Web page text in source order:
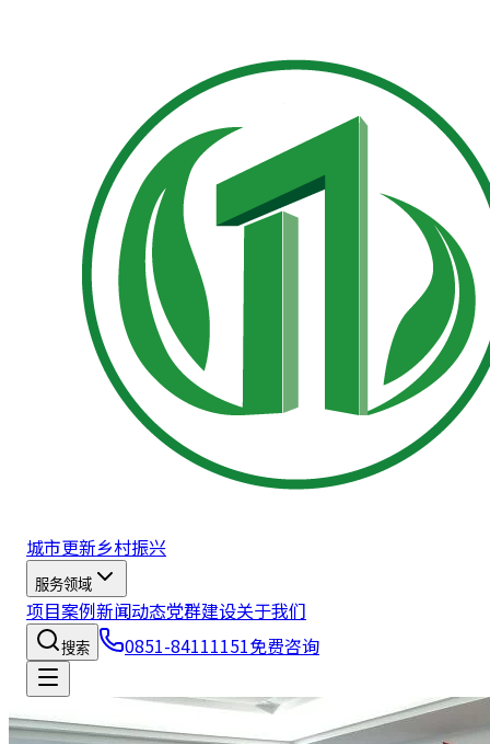
城市更新乡村振兴
服务领域
项目案例新闻动态党群建设关于我们
搜索 0851-84111151免费咨询